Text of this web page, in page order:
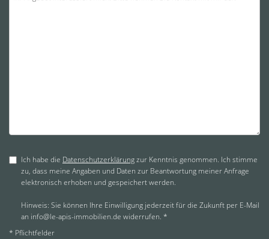
Ich habe die Datenschutzerklärungzur Kenntnis genommen. Ich stimme
zu, dass meine Angaben und Daten zur Beantwortung meiner Anfrage
elektronisch erhoben und gespeichert werden.
Hinweis: Sie können Ihre Einwilligung jederzeit für die Zukunft per E-Mail
an info@le-apis-immobilien.de widerrufen. *
* Pflichtfelder